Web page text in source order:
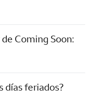
Coming Soon:
días feriados?